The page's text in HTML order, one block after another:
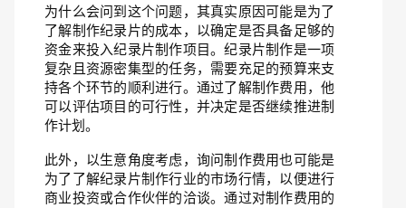
为什么会问到这个问题，其真实原因可能是为了
了解制作纪录片的成本，以确定是否具备足够的
资金来投入纪录片制作项目。纪录片制作是一项
复杂且资源密集型的任务，需要充足的预算来支
持各个环节的顺利进行。通过了解制作费用，他
可以评估项目的可行性，并决定是否继续推进制
作计划。
此外，以生意角度考虑，询问制作费用也可能是
为了了解纪录片制作行业的市场行情，以便进行
商业投资或合作伙伴的洽谈。通过对制作费用的